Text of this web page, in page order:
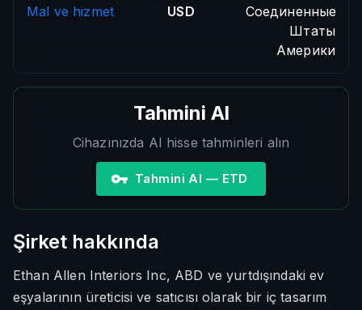
Mal ve hizmet USD
Соединенные
Штаты
Америки
Tahmini Al
Cihazınızda AI hisse tahminleri alın
Tahmini Al — ETD
Şirket hakkında
Ethan Allen Interiors Inc, ABD ve yurtdışındaki ev
eşyalarının üreticisi ve satıcısı olarak bir iç tasarım